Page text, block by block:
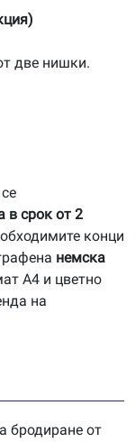
две нишки.
в срок от 2
конци
немска
А4 и цветно
на
бродиране от